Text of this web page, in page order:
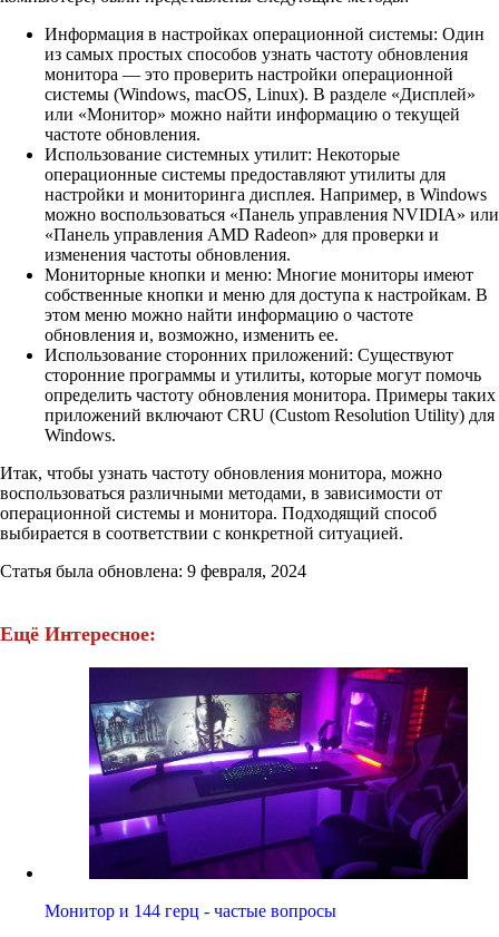
Информация в настройках операционной системы: Один
из самых простых способов узнать частоту обновления
монитора — это проверить настройки операционной
системы (Windows, macOS, Linux). В разделе «Дисплей»
или «Монитор» можно найти информацию о текущей
частоте обновления.
Использование системных утилит: Некоторые
операционные системы предоставляют утилиты для
настройки и мониторинга дисплея. Например, в Windows
можно воспользоваться «Панель управления NVIDIA» или
«Панель управления AMD Radeon» для проверки и
изменения частоты обновления.
Мониторные кнопки и меню: Многие мониторы имеют
собственные кнопки и меню для доступа к настройкам. В
этом меню можно найти информацию о частоте
обновления и, возможно, изменить ее.
Использование сторонних приложений: Существуют
сторонние программы и утилиты, которые могут помочь
определить частоту обновления монитора. Примеры таких
приложений включают CRU (Custom Resolution Utility) для
Windows.
Итак, чтобы узнать частоту обновления монитора, можно
воспользоваться различными методами, в зависимости от
операционной системы и монитора. Подходящий способ
выбирается в соответствии с конкретной ситуацией.
Статья была обновлена: 9 февраля, 2024
Ещё Интересное:
Монитор и 144 герц - частые вопросы